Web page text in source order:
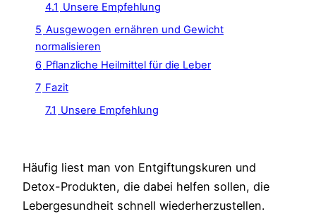
4.1 Unsere Empfehlung
5 Ausgewogen ernähren und Gewicht
normalisieren
6 Pflanzliche Heilmittel für die Leber
7 Fazit
7.1 Unsere Empfehlung
Häufig liest man von Entgiftungskuren und
Detox-Produkten, die dabei helfen sollen, die
Lebergesundheit schnell wiederherzustellen.